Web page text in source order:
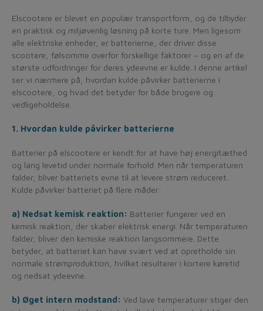
Elscootere er blevet en populær transportform, og de tilbyder
en praktisk og miljøvenlig løsning på korte ture. Men ligesom
alle elektriske enheder, er batterierne, der driver disse
scootere, følsomme overfor forskellige faktorer – og en af de
største udfordringer for deres ydeevne er kulde. I denne artikel
ser vi nærmere på, hvordan kulde påvirker batterierne i
elscootere, og hvad det betyder for både brugere og
vedligeholdelse.
1. Hvordan kulde påvirker batterierne
Batterier på elscootere er kendt for at have høj energitæthed
og lang levetid under normale forhold. Men når temperaturen
falder, bliver batteriets evne til at levere strøm reduceret.
Kulde påvirker batteriet på flere måder:
a) Nedsat kemisk reaktion: Batterier fungerer ved en
kemisk reaktion, der skaber elektrisk energi. Når temperaturen
falder, bliver den kemiske reaktion langsommere. Dette
betyder, at batteriet kan have svært ved at opretholde sin
normale strømproduktion, hvilket resulterer i kortere køretid
og nedsat ydeevne.
b) Øget intern modstand: Ved lave temperaturer stiger den